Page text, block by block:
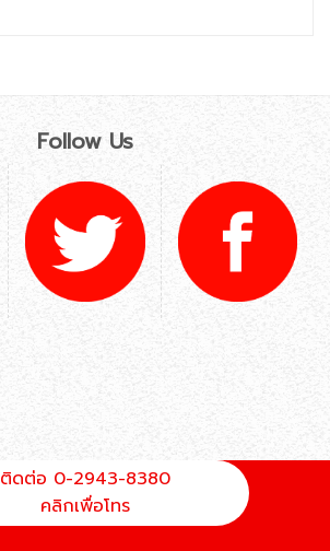
Follow Us
ติดต่อ 0-2943-8380
คลิกเพื่อโทร